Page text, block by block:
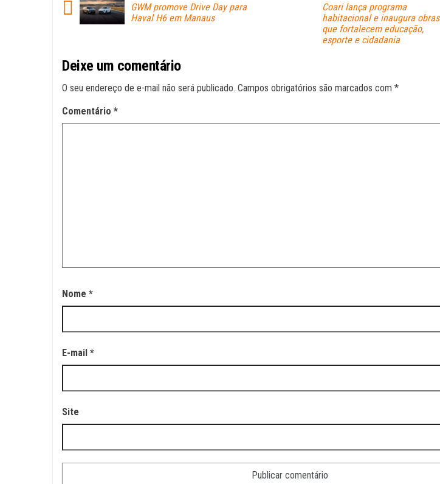
GWM promove Drive Day para
Haval H6 em Manaus
Coari lança programa
habitacional e inaugura obras
que fortalecem educação,
esporte e cidadania
Deixe um comentário
O seu endereço de e-mail não será publicado. Campos obrigatórios são marcados com *
Comentário *
Nome *
E-mail *
Site